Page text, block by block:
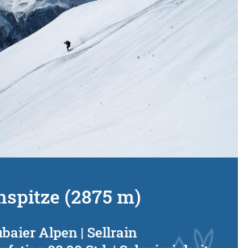
(2875 m)
Alpen | Sellrain